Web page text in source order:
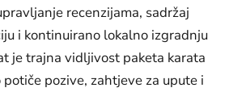
recenzijama, sadržaj
i kontinuirano lokalno izgradnju
je trajna vidljivost paketa karata
pozive, zahtjeve za upute i